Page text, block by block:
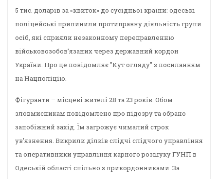
5 тис. доларів за «квиток» до сусідньої країни: одеські
поліцейські припинили протиправну діяльність групи
осіб, які сприяли незаконному переправленню
військовозобов’язаних через державний кордон
України. Про це повідомляє "Кут огляду" з посиланням
на Нацполіцію.
Фігуранти – місцеві жителі 28 та 23 років. Обом
зловмисникам повідомлено про підозру та обрано
запобіжний захід. Їм загрожує чималий строк
ув’язнення. Викрили ділків слідчі слідчого управління
та оперативники управління карного розшуку ГУНП в
Одеській області спільно з прикордонниками. За